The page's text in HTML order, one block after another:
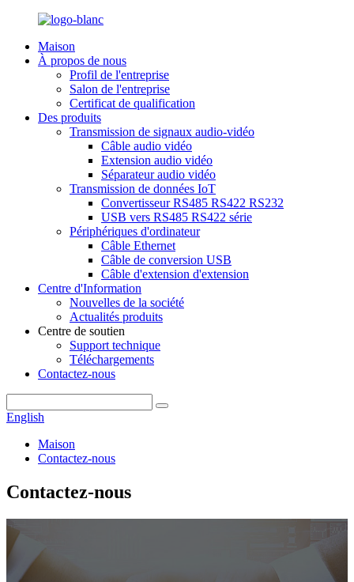
Maison
À propos de nous
Profil de l'entreprise
Salon de l'entreprise
Certificat de qualification
Des produits
Transmission de signaux audio-vidéo
Câble audio vidéo
Extension audio vidéo
Séparateur audio vidéo
Transmission de données IoT
Convertisseur RS485 RS422 RS232
USB vers RS485 RS422 série
Périphériques d'ordinateur
Câble Ethernet
Câble de conversion USB
Câble d'extension d'extension
Centre d'Information
Nouvelles de la société
Actualités produits
Centre de soutien
Support technique
Téléchargements
Contactez-nous
English
Maison
Contactez-nous
Contactez-nous